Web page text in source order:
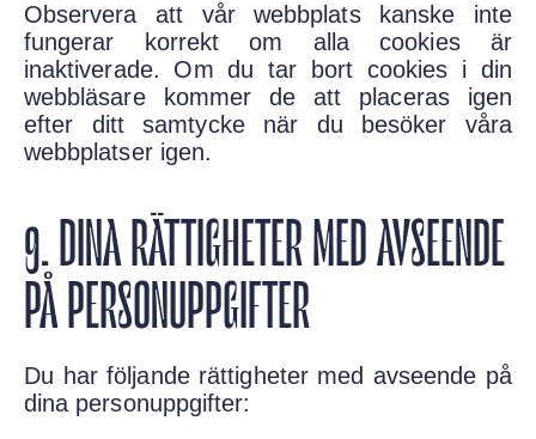
Observera att vår webbplats kanske inte
fungerar korrekt om alla cookies är
inaktiverade. Om du tar bort cookies i din
webbläsare kommer de att placeras igen
efter ditt samtycke när du besöker våra
webbplatser igen.
9. DINA RÄTTIGHETER MED AVSEENDE
PÅ PERSONUPPGIFTER
Du har följande rättigheter med avseende på
dina personuppgifter: